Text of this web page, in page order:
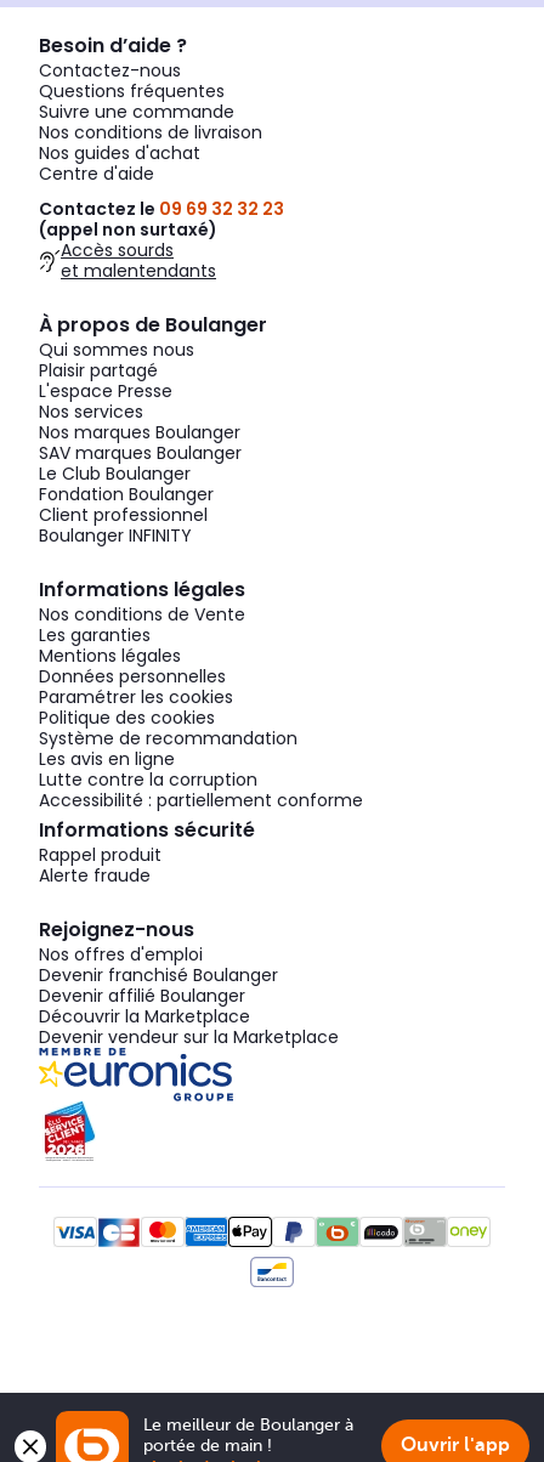
Besoin d’aide ?
Contactez-nous
Questions fréquentes
Suivre une commande
Nos conditions de livraison
Nos guides d'achat
Centre d'aide
Contactez le 09 69 32 32 23
(appel non surtaxé)
Accès sourds
et malentendants
À propos de Boulanger
Qui sommes nous
Plaisir partagé
L'espace Presse
Nos services
Nos marques Boulanger
SAV marques Boulanger
Le Club Boulanger
Fondation Boulanger
Client professionnel
Boulanger INFINITY
Informations légales
Nos conditions de Vente
Les garanties
Mentions légales
Données personnelles
Paramétrer les cookies
Politique des cookies
Système de recommandation
Les avis en ligne
Lutte contre la corruption
Accessibilité : partiellement conforme
Informations sécurité
Rappel produit
Alerte fraude
Rejoignez-nous
Nos offres d'emploi
Devenir franchisé Boulanger
Devenir affilié Boulanger
Découvrir la Marketplace
Devenir vendeur sur la Marketplace
Le meilleur de Boulanger à
portée de main !
Ouvrir l'app